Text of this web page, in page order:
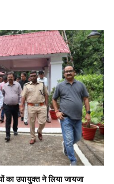
का उपायुक्त ने लिया जायजा